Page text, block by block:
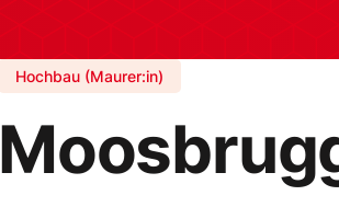
Hochbau (Maurer:in)